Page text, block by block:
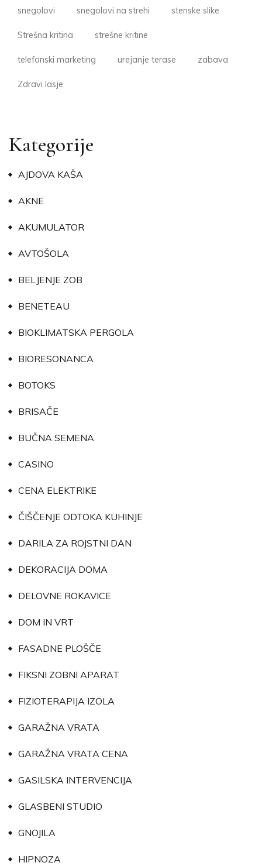
snegolovi snegolovi na strehi stenske slike
Strešna kritina strešne kritine
telefonski marketing urejanje terase zabava
Zdravi lasje
Kategorije
AJDOVA KAŠA
AKNE
AKUMULATOR
AVTOŠOLA
BELJENJE ZOB
BENETEAU
BIOKLIMATSKA PERGOLA
BIORESONANCA
BOTOKS
BRISAČE
BUČNA SEMENA
CASINO
CENA ELEKTRIKE
ČIŠČENJE ODTOKA KUHINJE
DARILA ZA ROJSTNI DAN
DEKORACIJA DOMA
DELOVNE ROKAVICE
DOM IN VRT
FASADNE PLOŠČE
FIKSNI ZOBNI APARAT
FIZIOTERAPIJA IZOLA
GARAŽNA VRATA
GARAŽNA VRATA CENA
GASILSKA INTERVENCIJA
GLASBENI STUDIO
GNOJILA
HIPNOZA